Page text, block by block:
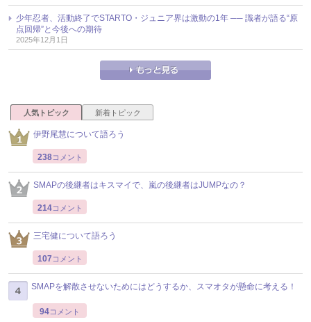
少年忍者、活動終了でSTARTO・ジュニア界は激動の1年 ── 識者が語る“原
点回帰”と今後への期待
2025年12月1日
人気トピック 新着トピック
伊野尾慧について語ろう
238コメント
SMAPの後継者はキスマイで、嵐の後継者はJUMPなの？
214コメント
三宅健について語ろう
107 コメント
SMAPを解散させないためにはどうするか、スマオタが懸命に考える！
94コメント